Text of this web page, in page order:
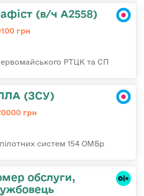
(в/ч А2558)
грн
РТЦК та СП
(ЗСУ)
грн
систем 154 ОМБр
обслуги,